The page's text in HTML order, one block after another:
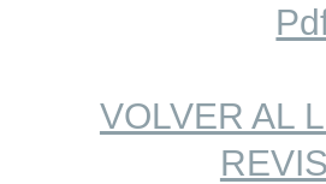
VOLVER AL